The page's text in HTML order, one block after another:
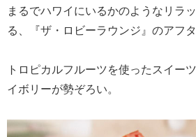
まるでハワイにいるかのようなリラ
る、『ザ・ロビーラウンジ』のアフ
トロピカルフルーツを使ったスイー
イボリーが勢ぞろい。